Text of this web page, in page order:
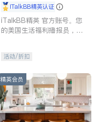
iTalkBB精英认证
iTalkBB精英 官方账号。您
的美国生活福利播报员，精
专属福利。
活动/折扣
精英会员